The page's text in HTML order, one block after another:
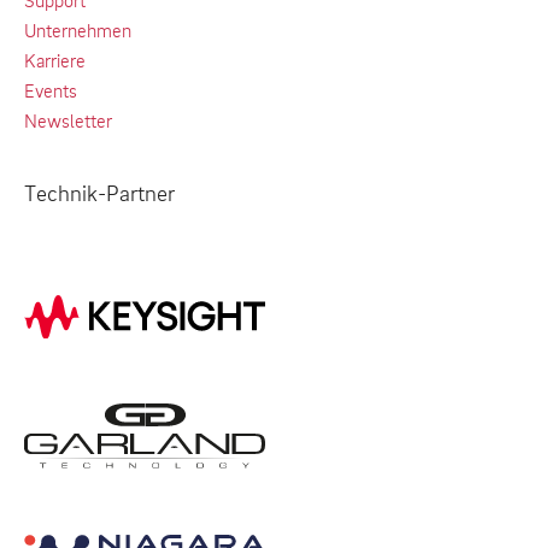
Unternehmen
Karriere
Events
Newsletter
Technik-Partner